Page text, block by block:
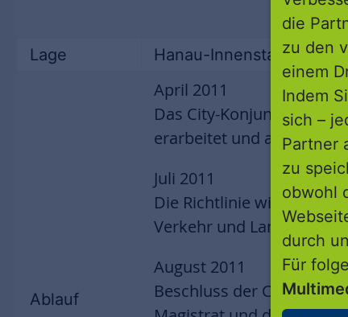
Lage Hanau-Innenstadt,
Ablauf
April 2011
Das City-Konjunktur-
erarbeitet und als
Juli 2011
Die Richtlinie wird vom
Verkehr und
August 2011
Beschluss der CKP-
die
zu den
einem
Indem
sich –
Partner
zu
obwohl
durch
Für